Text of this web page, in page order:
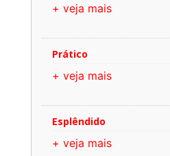
+ veja mais
Prático
+ veja mais
Esplêndido
+ veja mais